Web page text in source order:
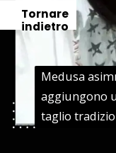
Medusa
aggiungono
taglio
Medusa
aggiungono
taglio
Tornare
indietro